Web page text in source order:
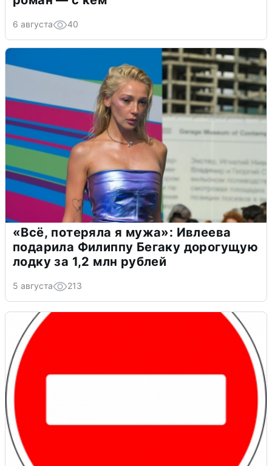
6 августа 40
«Всё, потеряла я мужа»: Ивлеева
подарила Филиппу Бегаку дорогущую
лодку за 1,2 млн рублей
5 августа 213